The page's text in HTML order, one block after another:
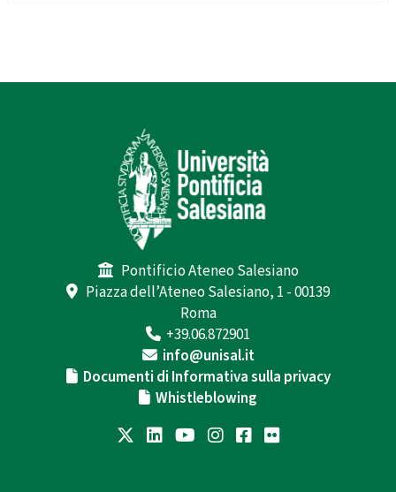
Pontificio Ateneo Salesiano
Piazza dell’Ateneo Salesiano, 1 - 00139
Roma
+39.06.872901
info@unisal.it
Documenti di Informativa sulla privacy
Whistleblowing